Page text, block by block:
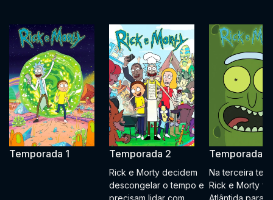
Temporada 1 Temporada 2
Rick e Morty decidem
descongelar o tempo e
Temporada 3
Na terceira
Rick e Morty